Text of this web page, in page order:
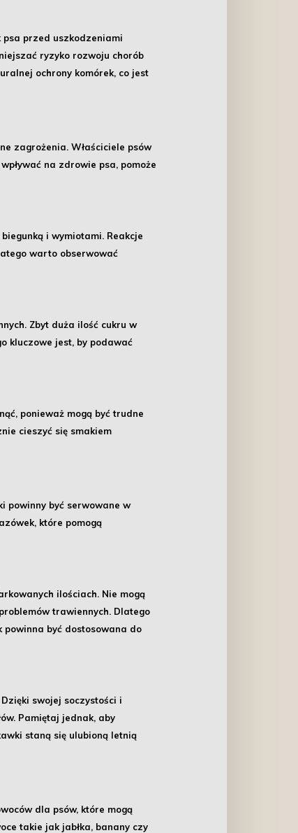
przed uszkodzeniami
ryzyko rozwoju chorób
ochrony komórek, co jest
zagrożenia. Właściciele psów
na zdrowie psa, pomoże
i wymiotami. Reakcje
warto obserwować
Zbyt duża ilość cukru w
kluczowe jest, by podawać
ponieważ mogą być trudne
cieszyć się smakiem
powinny być serwowane w
które pomogą
ilościach. Nie mogą
trawiennych. Dlatego
być dostosowana do
Dzięki swojej soczystości i
Pamiętaj jednak, aby
staną się ulubioną letnią
dla psów, które mogą
takie jak jabłka, banany czy